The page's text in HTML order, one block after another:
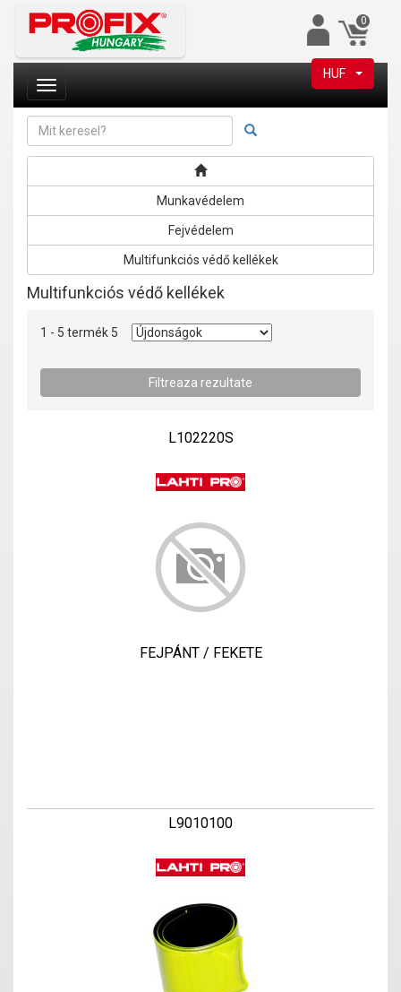
0
HUF
Munkavédelem
Fejvédelem
Multifunkciós védő kellékek
Multifunkciós védő kellékek
1 - 5 termék 5
L102220S
FEJPÁNT / FEKETE
L9010100